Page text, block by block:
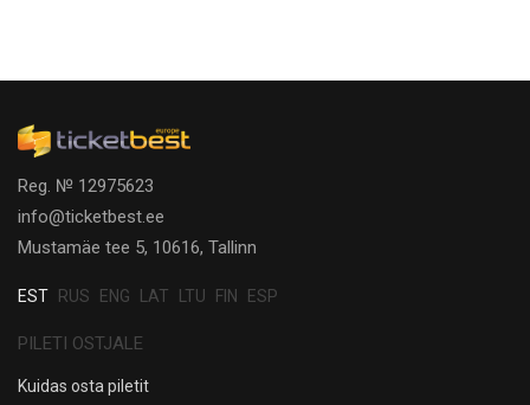
Reg. № 12975623
info@ticketbest.ee
Mustamäe tee 5, 10616, Tallinn
EST RUS ENG LAT LTU FIN ESP
PILETI OSTJALE
Kuidas osta piletit